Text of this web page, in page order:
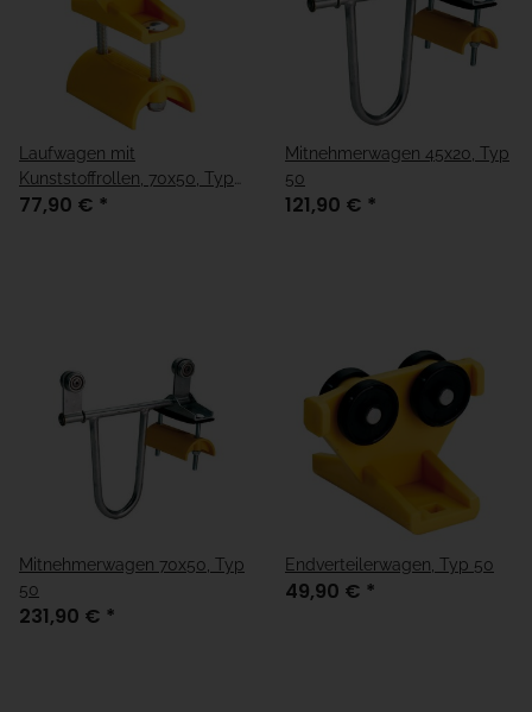
Laufwagen mit
Kunststoffrollen, 70x50, Typ
50
77,90 € *
Mitnehmerwagen 45x20, Typ
50
121,90 € *
Mitnehmerwagen 70x50, Typ
50
231,90 € *
Endverteilerwagen, Typ 50
49,90 € *